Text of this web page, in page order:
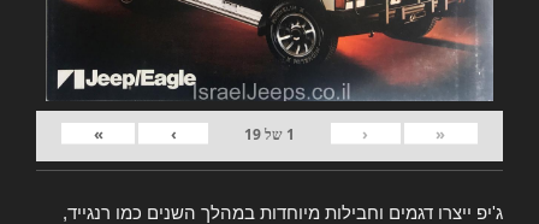
«
‹
1 של19
›
»
ג'יפ ייצרו דגמים וחבילות מיוחדות במהלך השנים כמו רנגייד,